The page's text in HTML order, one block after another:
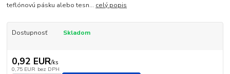
teflónovú pásku alebo tesn... celý popis
Dostupnosť Skladom
0,92 EUR/ks
0,75 EUR bez DPH